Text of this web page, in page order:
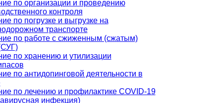
по организации и проведению
контроля
по погрузке и выгрузке на
транспорте
по работе с сжиженным (сжатым)
по хранению и утилизации
по антидопинговой деятельности в
по лечению и профилактике COVID-19
инфекция)